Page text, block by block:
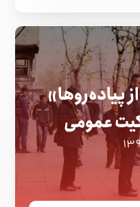
پیاده‌روها»
عمومی